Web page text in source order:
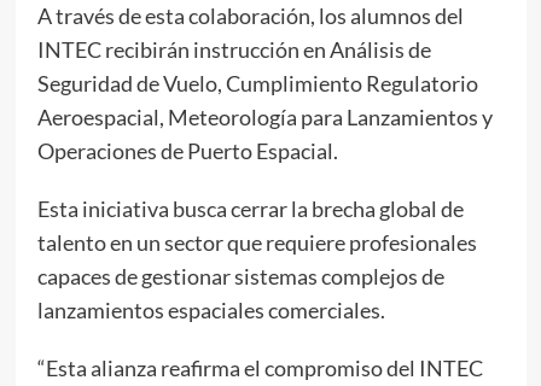
A través de esta colaboración, los alumnos del
INTEC recibirán instrucción en Análisis de
Seguridad de Vuelo, Cumplimiento Regulatorio
Aeroespacial, Meteorología para Lanzamientos y
Operaciones de Puerto Espacial.
Esta iniciativa busca cerrar la brecha global de
talento en un sector que requiere profesionales
capaces de gestionar sistemas complejos de
lanzamientos espaciales comerciales.
“Esta alianza reafirma el compromiso del INTEC